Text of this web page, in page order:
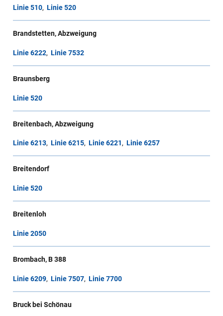
Linie 510,Linie 520
Brandstetten, Abzweigung
Linie 6222,Linie 7532
Braunsberg
Linie 520
Breitenbach, Abzweigung
Linie 6213,Linie 6215,Linie 6221,Linie 6257
Breitendorf
Linie 520
Breitenloh
Linie 2050
Brombach, B 388
Linie 6209,Linie 7507,Linie 7700
Bruck bei Schönau